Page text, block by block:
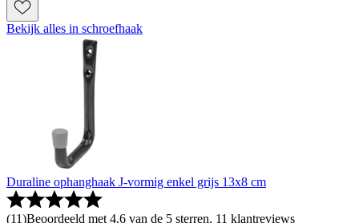
Bekijk alles in schroefhaak
Duraline ophanghaak J-vormig enkel grijs 13x8 cm
(11)Beoordeeld met 4.6 van de 5 sterren, 11 klantreviews